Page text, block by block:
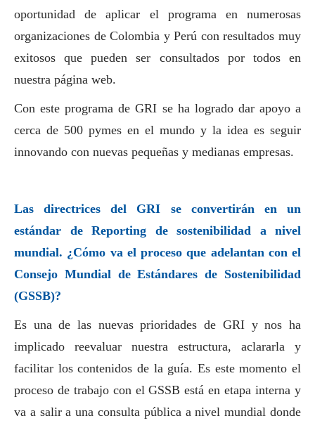
oportunidad de aplicar el programa en numerosas
organizaciones de Colombia y Perú con resultados muy
exitosos que pueden ser consultados por todos en
nuestra página web.
Con este programa de GRI se ha logrado dar apoyo a
cerca de 500 pymes en el mundo y la idea es seguir
innovando con nuevas pequeñas y medianas empresas.
Las directrices del GRI se convertirán en un
estándar de Reporting de sostenibilidad a nivel
mundial. ¿Cómo va el proceso que adelantan con el
Consejo Mundial de Estándares de Sostenibilidad
(GSSB)?
Es una de las nuevas prioridades de GRI y nos ha
implicado reevaluar nuestra estructura, aclararla y
facilitar los contenidos de la guía. Es este momento el
proceso de trabajo con el GSSB está en etapa interna y
va a salir a una consulta pública a nivel mundial donde